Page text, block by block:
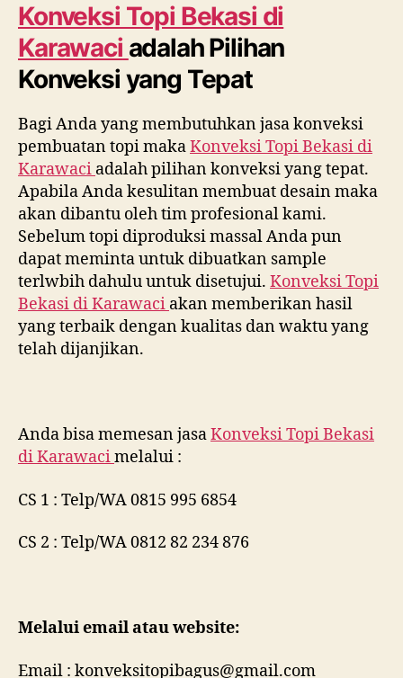
Konveksi Topi Bekasi di
Karawaci adalah Pilihan
Konveksi yang Tepat
Bagi Anda yang membutuhkan jasa konveksi
pembuatan topi makaKonveksi Topi Bekasi di
Karawaci adalah pilihan konveksi yang tepat.
Apabila Anda kesulitan membuat desain maka
akan dibantu oleh tim profesional kami.
Sebelum topi diproduksi massal Anda pun
dapat meminta untuk dibuatkan sample
terlwbih dahulu untuk disetujui. Konveksi Topi
Bekasi diKarawaci akan memberikan hasil
yang terbaik dengan kualitas dan waktu yang
telah dijanjikan.
Anda bisa memesan jasaKonveksi Topi Bekasi
diKarawacimelalui :
CS 1 : Telp/WA 0815 995 6854
CS 2 : Telp/WA 0812 82 234 876
Melalui email atau website:
Email : konveksitopibagus@gmail.com